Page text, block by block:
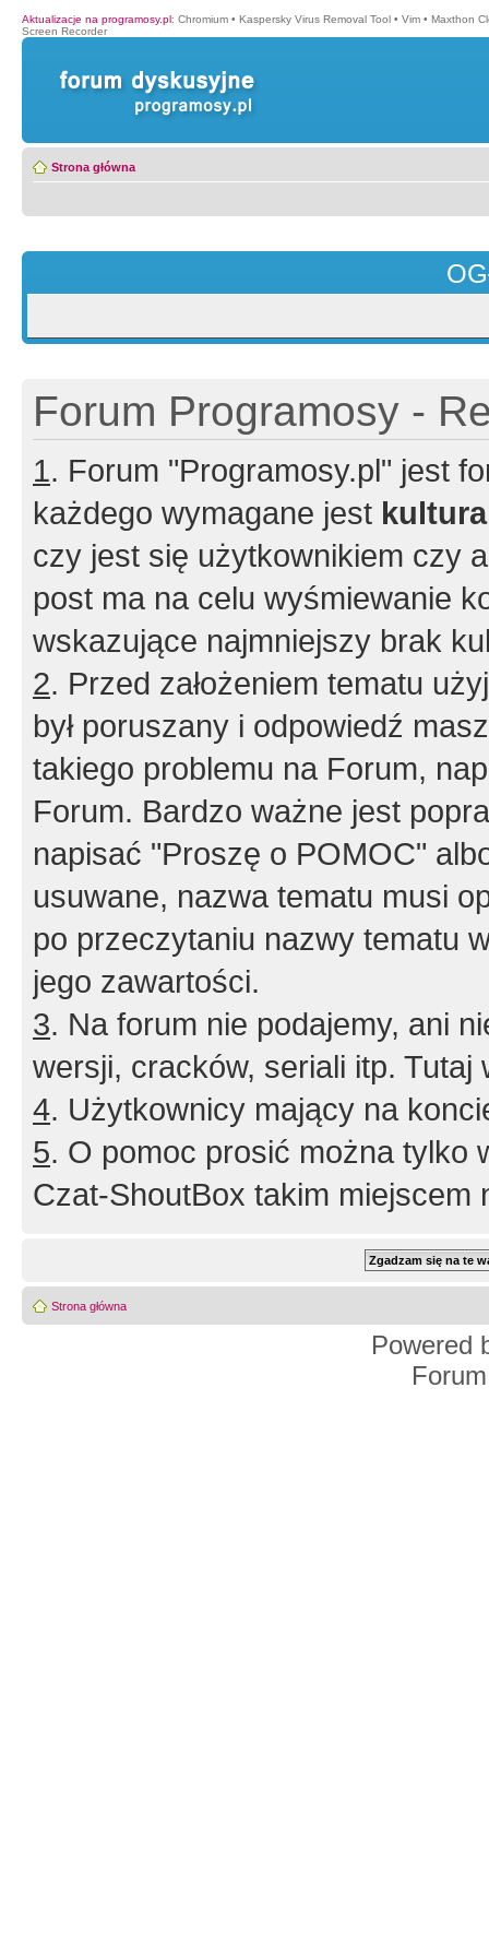
Aktualizacje na programosy.pl: Chromium • Kaspersky Virus Removal Tool • Vim • Maxthon
Screen Recorder
Strona główna
Forum Programosy -
1. Forum "Programosy.pl" jest
każdego wymagane jest
czy jest się użytkownikiem czy
post ma na celu wyśmiewanie
wskazujące najmniejszy brak
2. Przed założeniem tematu
był poruszany i odpowiedź
takiego problemu na Forum,
Forum. Bardzo ważne jest
napisać "Proszę o POMOC"
usuwane, nazwa tematu musi
po przeczytaniu nazwy tematu
jego zawartości.
3. Na forum nie podajemy, ani
wersji, cracków, seriali itp. Tutaj
4. Użytkownicy mający na
5. O pomoc prosić można tylko
Czat-ShoutBox takim miejscem
Strona główna
Powered